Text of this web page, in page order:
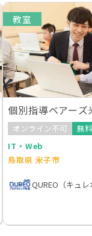
教室
個別指導ベアーズ
オンライン不可
無
IT・Web
鳥取県 米子市